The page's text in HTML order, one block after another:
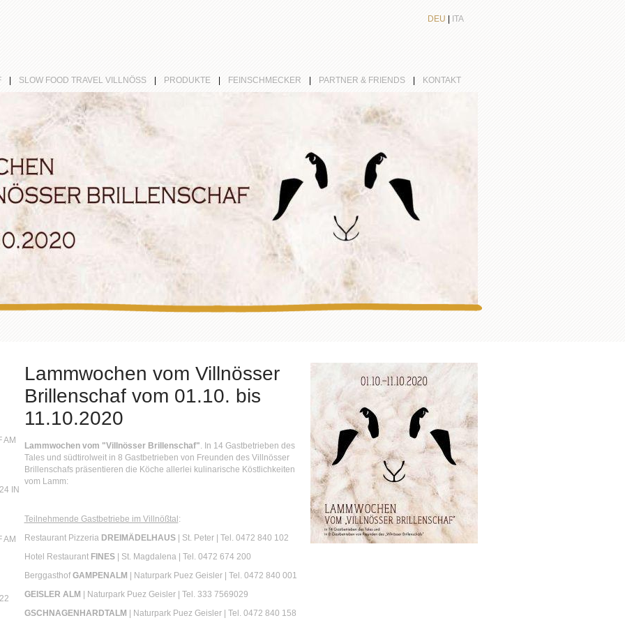
DEU ITA
SLOW FOOD TRAVEL VILLNÖSS PRODUKTE FEINSCHMECKER PARTNER & FRIENDS KONTAKT
AM
IN
AM
Lammwochen vom Villnösser
Brillenschaf vom 01.10. bis
11.10.2020
Lammwochen vom "Villnösser Brillenschaf". In 14 Gastbetrieben des
Tales und südtirolweit in 8 Gastbetrieben von Freunden des Villnösser
Brillenschafs präsentieren die Köche allerlei kulinarische Köstlichkeiten
vom Lamm:
Teilnehmende Gastbetriebe im Villnößtal :
Restaurant Pizzeria DREIMÄDELHAUS
| St. Peter | Tel. 0472 840 102
Hotel Restaurant FINES
| St. Magdalena | Tel. 0472 674 200
BerggasthofGAMPENALM
| Naturpark Puez Geisler | Tel. 0472 840 001
GEISLER ALM
| Naturpark Puez Geisler | Tel. 333 7569029
GSCHNAGENHARDTALM
| Naturpark Puez Geisler | Tel. 0472 840 158